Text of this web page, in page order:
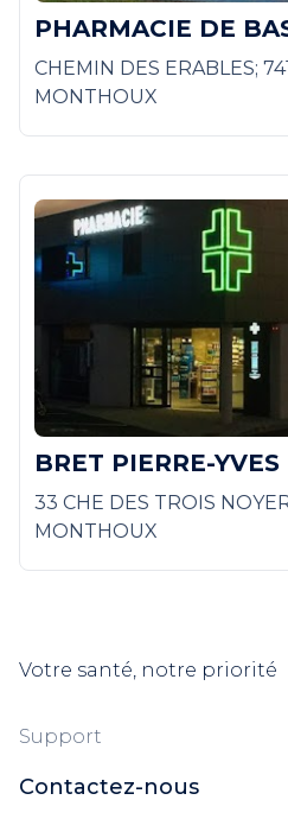
PHARMACIE DE
CHEMIN DES ERABLES;
MONTHOUX
BRET PIERRE-YVES
33 CHE DES TROIS
MONTHOUX
Votre santé, notre priorité
Support
Contactez-nous